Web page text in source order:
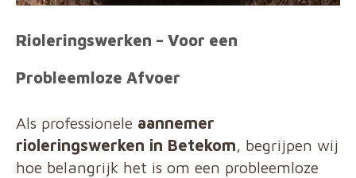
Rioleringswerken – Voor een
Probleemloze Afvoer
Als professionele aannemer
rioleringswerken in Betekom, begrijpen wij
hoe belangrijk het is om een probleemloze